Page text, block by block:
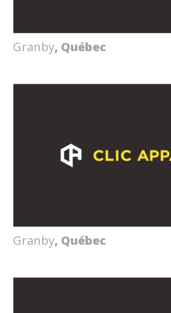
Granby, Québec
Granby, Québec